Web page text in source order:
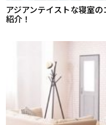
アジアンテイストな寝室
紹介！